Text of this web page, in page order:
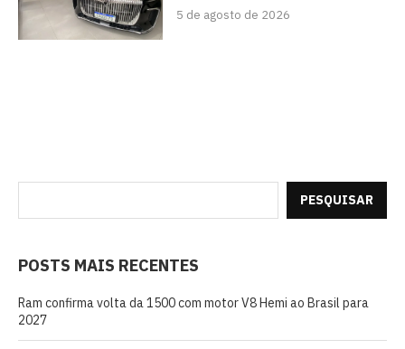
5 de agosto de 2026
PESQUISAR
POSTS MAIS RECENTES
Ram confirma volta da 1500 com motor V8 Hemi ao Brasil para
2027